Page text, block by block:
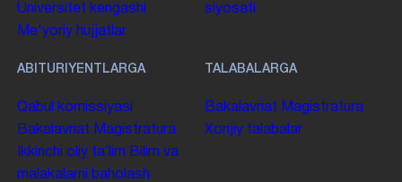
Universitet kengashi
Me'yoriy hujjatlar
siyosati
ABITURIYENTLARGA
Qabul komissiyasi
Bakalavriat Magistratura
Ikkinchi oliy taʼlim Bilim va
malakalarni baholash
TALABALARGA
Bakalavriat Magistratura
Xorijiy talabalar